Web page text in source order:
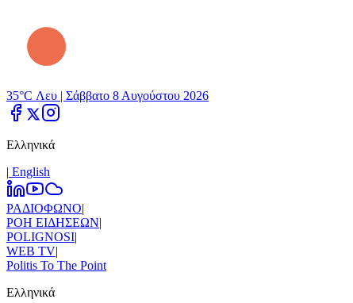
35°C Λευ | Σάββατο 8 Αυγούστου 2026
Ελληνικά
| Εnglish
ΡΑΔΙΟΦΩΝΟ|
ΡΟΗ ΕΙΔΗΣΕΩΝ|
POLIGNOSI|
WEB TV|
Politis To The Point
Ελληνικά